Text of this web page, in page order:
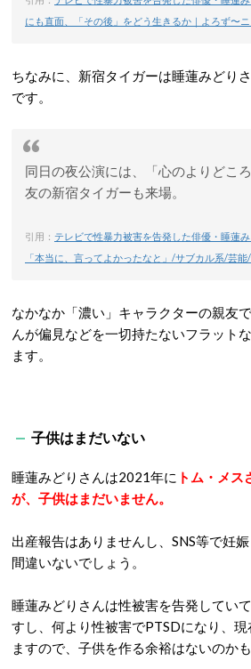
にも直面、「その後」をどう生きるか｜よろず〜ニ
ちなみに、新宿タイガーは睡蓮みどり
です。
同日の夜公演には、「心のよりどこ
友の新宿タイガーも来場。
引用： テレビで性暴力被害を告発した俳優・睡蓮
「本当に、言ってよかったなと」/サブカル系/芸
なかなか「濃い」キャラクターの親友
んが偏見などを一切持たないフラット
ます。
子供はまだいない
睡蓮みどりさんは2021年に トム・メス
が、子供はまだいません。
出産報告はありませんし、SNS等で妊
間違いないでしょう。
睡蓮みどりさんは性被害を告発してい
すし、何より性被害でPTSDになり、
ますので、子供を作る余裕はないのかも